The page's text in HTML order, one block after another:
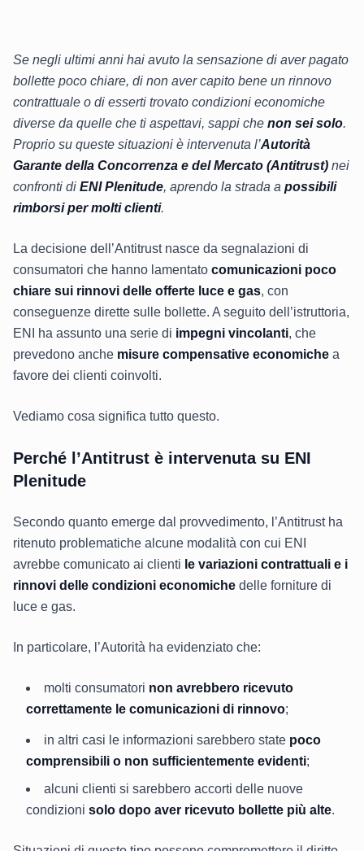
Se negli ultimi anni hai avuto la sensazione di aver pagato
bollette poco chiare, di non aver capito bene un rinnovo
contrattuale o di esserti trovato condizioni economiche
diverse da quelle che ti aspettavi, sappi che non sei solo.
Proprio su queste situazioni è intervenuta l’Autorità
Garante della Concorrenza e del Mercato (Antitrust) nei
confronti di ENI Plenitude, aprendo la strada a possibili
rimborsi per molti clienti.
La decisione dell’Antitrust nasce da segnalazioni di
consumatori che hanno lamentato comunicazioni poco
chiare sui rinnovi delle offerte luce e gas, con
conseguenze dirette sulle bollette. A seguito dell’istruttoria,
ENI ha assunto una serie di impegni vincolanti, che
prevedono anche misure compensative economiche a
favore dei clienti coinvolti.
Vediamo cosa significa tutto questo.
Perché l’Antitrust è intervenuta su ENI
Plenitude
Secondo quanto emerge dal provvedimento, l’Antitrust ha
ritenuto problematiche alcune modalità con cui ENI
avrebbe comunicato ai clienti le variazioni contrattuali e i
rinnovi delle condizioni economiche delle forniture di
luce e gas.
In particolare, l’Autorità ha evidenziato che:
molti consumatori non avrebbero ricevuto
correttamente le comunicazioni di rinnovo;
in altri casi le informazioni sarebbero state poco
comprensibili o non sufficientemente evidenti;
alcuni clienti si sarebbero accorti delle nuove
condizioni solo dopo aver ricevuto bollette più alte.